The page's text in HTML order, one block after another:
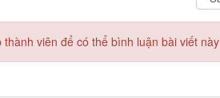
thành viên để có thể bình luận bài viết này